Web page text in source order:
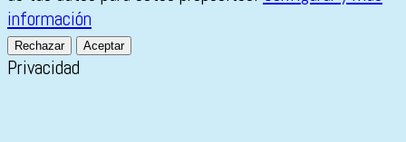
información
Rechazar Aceptar
Privacidad